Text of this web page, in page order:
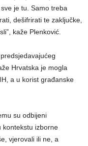
je tu. Samo treba
dešifrirati te zaključke,
kaže Plenković.
Hrvatska je mogla
a u korist građanske
su odbijeni
kontekstu izborne
vjerovali ili ne, a